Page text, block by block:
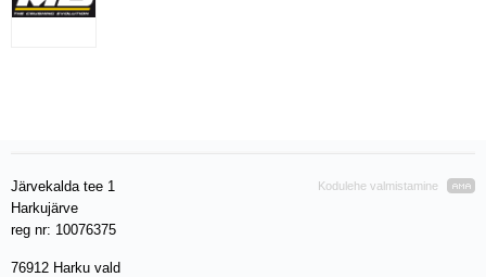
Järvekalda tee 1
Harkujärve
reg nr: 10076375
76912 Harku vald
Kodulehe valmistamine